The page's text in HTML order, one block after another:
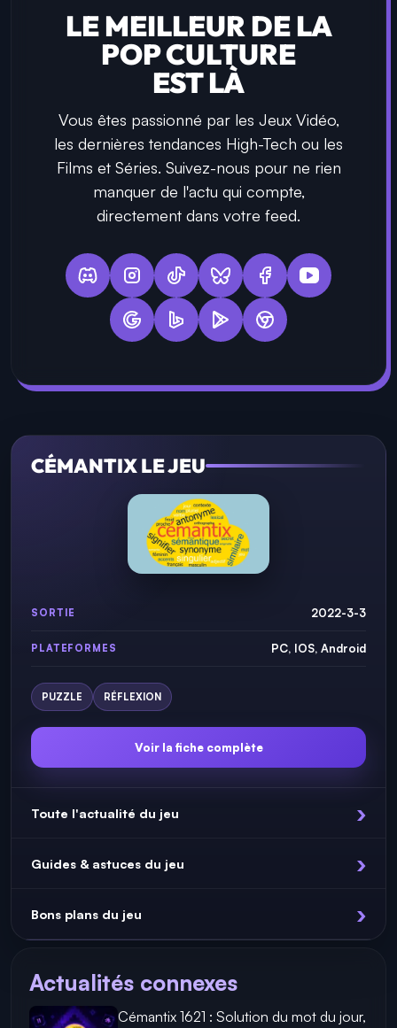
LE MEILLEUR DE LA
POP CULTURE
EST LÀ
Vous êtes passionné par les Jeux Vidéo,
les dernières tendances High-Tech ou les
Films et Séries. Suivez-nous pour ne rien
manquer de l'actu qui compte,
directement dans votre feed.
CÉMANTIX LE JEU
SORTIE 2022-3-3
PLATEFORMES PC, IOS, Android
PUZZLE RÉFLEXION
Voir la fiche complète
Toute l'actualité du jeu
Guides & astuces du jeu
Bons plans du jeu
Actualités connexes
Cémantix 1621 : Solution du mot du jour,